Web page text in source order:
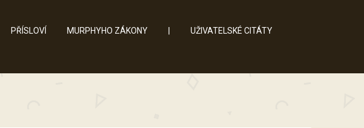
PŘÍSLOVÍ MURPHYHO ZÁKONY UŽIVATELSKÉ CITÁTY